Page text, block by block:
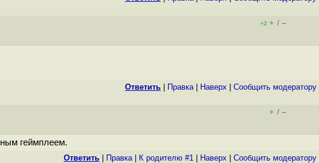
+2 + / –
Ответить Правка| Наверх Cообщить модератору
+ / –
геймплеем.
Ответить Правка| К родителю #1 Наверх Cообщить модератору